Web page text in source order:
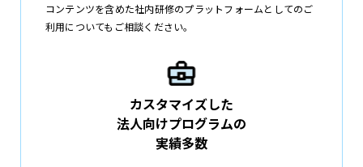
コンテンツを含めた社内研修のプラットフォームとしてのご
利用についてもご相談ください。
カスタマイズした
法人向けプログラムの
実績多数